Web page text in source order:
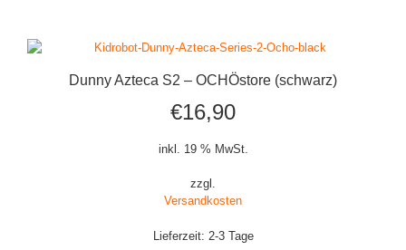
Dunny Azteca S2 – OCHÖstore (schwarz)
€16,90
inkl. 19 % MwSt.
zzgl.
Versandkosten
Lieferzeit: 2-3 Tage